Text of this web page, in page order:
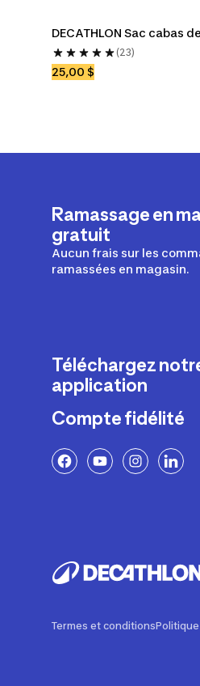
DECATHLON Sac cabas de
(23)
25,00 $
Ramassage en
gratuit
Aucun frais sur les
ramassées en magasin.
Téléchargez
application
Compte fidélité
Termes et conditions